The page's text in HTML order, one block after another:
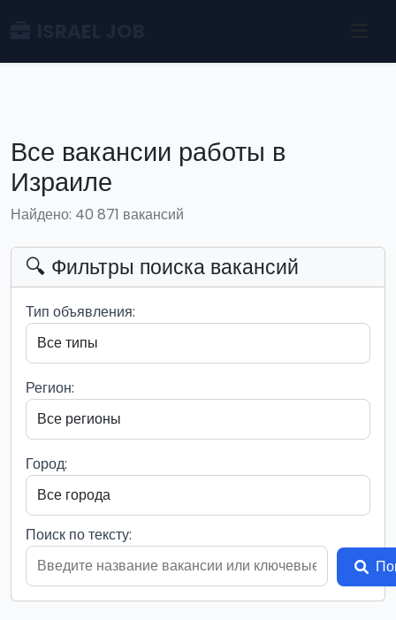
Все вакансии работы в
Израиле
Найдено: 40 871 вакансий
🔍 Фильтры поиска вакансий
Тип объявления:
Регион:
Город:
Поиск по тексту: